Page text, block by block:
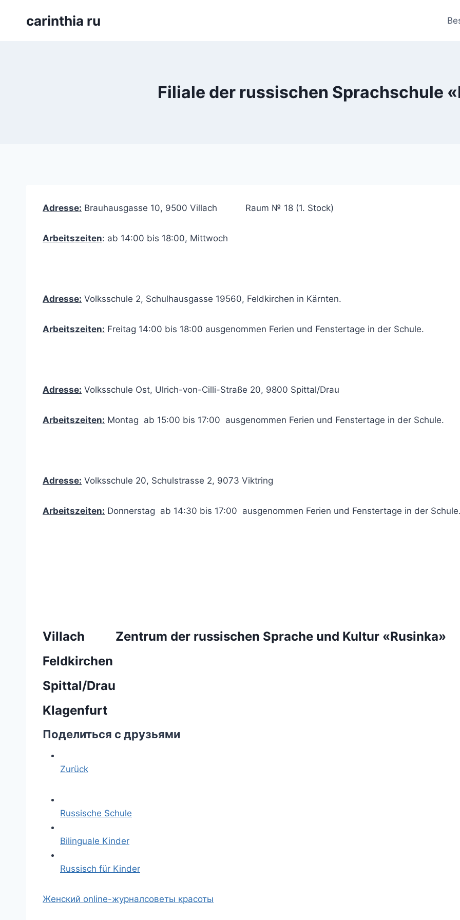
carinthia ru
Filiale der russischen Sprachschule
Adresse: Brauhausgasse 10, 9500 Villach Raum № 18 (1. Stock)
Arbeitszeiten: ab 14:00 bis 18:00, Mittwoch
Adresse: Volksschule 2, Schulhausgasse 19560, Feldkirchen in Kärnten.
Arbeitszeiten: Freitag 14:00 bis 18:00 ausgenommen Ferien und Fenstertage in der Schule.
Adresse: Volksschule Ost, Ulrich-von-Cilli-Straße 20, 9800 Spittal/Drau
Arbeitszeiten: Montag ab 15:00 bis 17:00 ausgenommen Ferien und Fenstertage in der Schule.
Adresse: Volksschule 20, Schulstrasse 2, 9073 Viktring
Arbeitszeiten: Donnerstag ab 14:30 bis 17:00 ausgenommen Ferien und Fenstertage in der
Villach Zentrum der russischen Sprache und Kultur «Rusinka»
Feldkirchen
Spittal/Drau
Klagenfurt
Поделиться с друзьями
Zurück
Russische Schule
Bilinguale Kinder
Russisch für Kinder
Женский online-журналсоветы красоты